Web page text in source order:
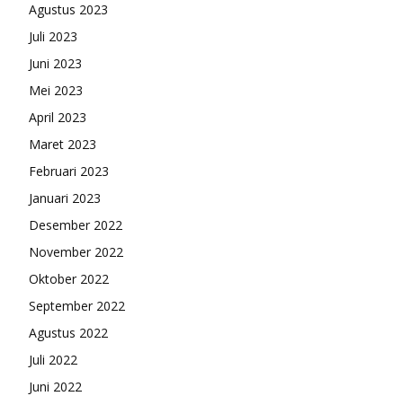
Agustus 2023
Juli 2023
Juni 2023
Mei 2023
April 2023
Maret 2023
Februari 2023
Januari 2023
Desember 2022
November 2022
Oktober 2022
September 2022
Agustus 2022
Juli 2022
Juni 2022